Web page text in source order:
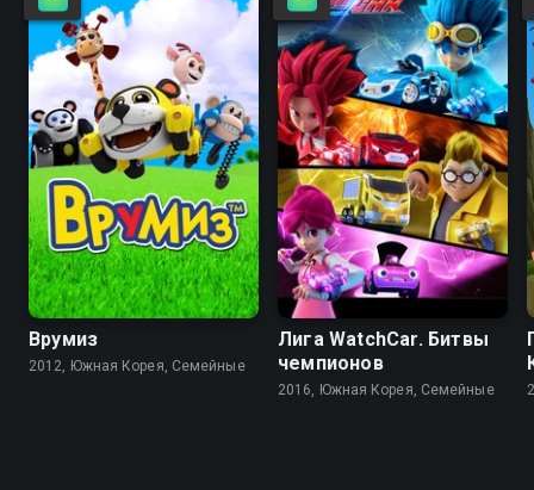
6.2 5.6
Врумиз
2012, Южная Корея, Семейные
8.4 7.4
Лига WatchCar. Битвы
чемпионов
2016, Южная Корея, Семейные